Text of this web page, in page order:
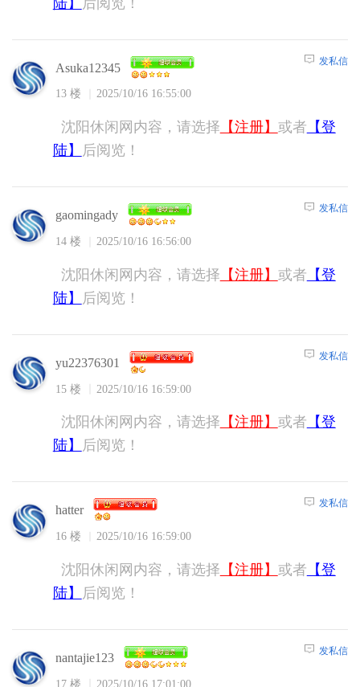
Asuka12345
13 楼 2025/10/16 16:55:00
发私信
沈阳休闲网内容，请选择 【注册】 或者 【登
陆】
后阅览！
gaomingady
14 楼 2025/10/16 16:56:00
发私信
沈阳休闲网内容，请选择 【注册】 或者 【登
陆】
后阅览！
yu22376301
15 楼 2025/10/16 16:59:00
发私信
沈阳休闲网内容，请选择 【注册】 或者 【登
陆】
后阅览！
hatter
16 楼 2025/10/16 16:59:00
发私信
沈阳休闲网内容，请选择 【注册】 或者 【登
陆】
后阅览！
nantajie123
17 楼 2025/10/16 17:01:00
发私信